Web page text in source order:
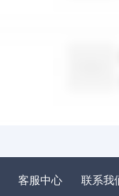
客服中心 联系我